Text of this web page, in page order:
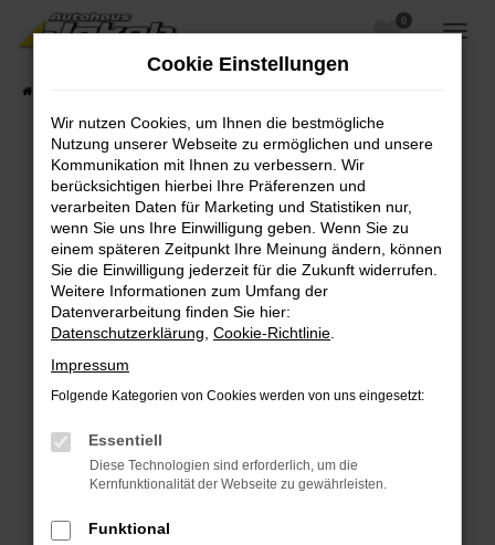
Zum
Hauptinhalt
0
Fehler: Network Error
Beim Laden ist ein Fehler aufgetreten.
Hier sind ein paar Tipps, die dir helfen können:
Überprüfe deine Firewall und deine
Internetverbindung.
Laden andere Webseiten, zum Beispiel deine
Suchmaschine?
Prüfe deine Browsererweiterungen.
Manche Erweiterungen, wie Werbeblocker,
können das Laden bestimmter Seiten
verhindern. Funktioniert die Seite in einem
Fenster?
Cookie Einstellungen
Wir nutzen Cookies, um Ihnen die bestmögliche
Nutzung unserer Webseite zu ermöglichen und unsere
Kommunikation mit Ihnen zu verbessern. Wir
berücksichtigen hierbei Ihre Präferenzen und
verarbeiten Daten für Marketing und Statistiken nur,
wenn Sie uns Ihre Einwilligung geben. Wenn Sie zu
einem späteren Zeitpunkt Ihre Meinung ändern, können
Sie die Einwilligung jederzeit für die Zukunft widerrufen.
Weitere Informationen zum Umfang der
Datenverarbeitung finden Sie hier:
Datenschutzerklärung Cookie-Richtlinie
Impressum
Folgende Kategorien von Cookies werden von uns eingesetzt:
Essentiell
Diese Technologien sind erforderlich, um die
Kernfunktionalität der Webseite zu gewährleisten.
Funktional